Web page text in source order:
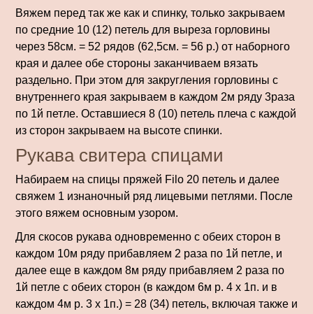
Вяжем перед так же как и спинку, только закрываем
по средние 10 (12) петель для выреза горловины
через 58см. = 52 рядов (62,5см. = 56 р.) от наборного
края и далее обе стороны заканчиваем вязать
раздельно. При этом для закругления горловины с
внутреннего края закрываем в каждом 2м ряду 3раза
по 1й петле. Оставшиеся 8 (10) петель плеча с каждой
из сторон закрываем на высоте спинки.
Рукава свитера спицами
Набираем на спицы пряжей Filo 20 петель и далее
свяжем 1 изнаночный ряд лицевыми петлями. После
этого вяжем основным узором.
Для скосов рукава одновременно с обеих сторон в
каждом 10м ряду прибавляем 2 раза по 1й петле, и
далее еще в каждом 8м ряду прибавляем 2 раза по
1й петле с обеих сторон (в каждом 6м р. 4 х 1п. и в
каждом 4м р. 3 х 1п.) = 28 (34) петель, включая также и